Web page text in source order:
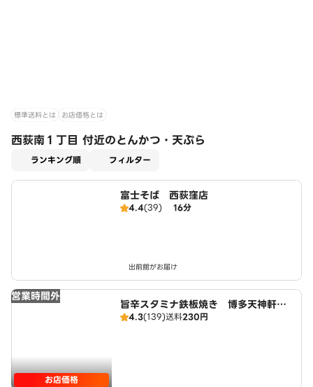
標準送料とは お店価格とは
西荻南１丁目 付近のとんかつ・天ぷら
ランキング順 フィルター
富士そば 西荻窪店
4.4(39) 16分
出前館がお届け
営業時間外
お店価格
旨辛スタミナ鉄板焼き 博多天神軒
荻窪店
4.3(139)送料230円